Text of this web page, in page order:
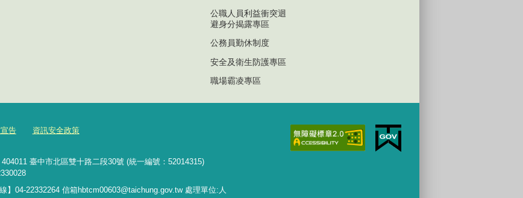
公職人員利益衝突迴
避身分揭露專區
公務員勤休制度
安全及衛生防護專區
職場霸凌專區
告 資訊安全政策
臺中市北區雙十路二段30號 (統一編號：52014315)
】 04-22332264 信箱hbtcm00603@taichung.gov.tw 處理單位:人